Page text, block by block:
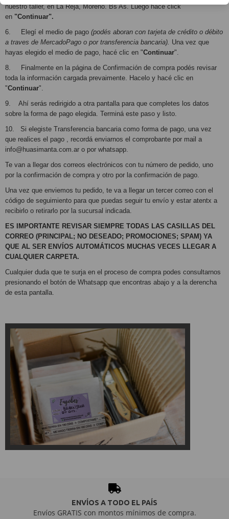
nuestro taller, en La Reja, Moreno. Bs As. Luego hacé click
en "Continuar".
6. Elegí el medio de pago (podés aboran con tarjeta de crédito o débito
a traves de MercadoPago o por transferencia bancaria). Una vez que
hayas elegido el medio de pago, hacé clic en "Continuar".
8. Finalmente en la página de Confirmación de compra podés revisar
toda la información cargada prevaimente. Hacelo y hacé clic en
"Continuar".
9. Ahí serás redirigido a otra pantalla para que completes los datos
sobre la forma de pago elegida. Terminá este paso y listo.
10. Si elegiste Transferencia bancaria como forma de pago, una vez
que realices el pago , recordá enviarnos el comprobante por mail a
info@huasimanta.com.ar o por whatsapp.
Te van a llegar dos correos electrónicos con tu número de pedido, uno
por la confirmación de compra y otro por la confirmación de pago.
Una vez que enviemos tu pedido, te va a llegar un tercer correo con el
código de seguimiento para que puedas seguir tu envío y estar atentx a
recibirlo o retirarlo por la sucursal indicada.
ES IMPORTANTE REVISAR SIEMPRE TODAS LAS CASILLAS DEL
CORREO (PRINCIPAL; NO DESEADO; PROMOCIONES; SPAM) YA
QUE AL SER ENVÍOS AUTOMÁTICOS MUCHAS VECES LLEGAR A
CUALQUIER CARPETA.
Cualquier duda que te surja en el proceso de compra podes consultarnos
presionando el botón de Whatsapp que encontras abajo y a la derencha
de esta pantalla.
ENVÍOS A TODO EL PAÍS
Envíos GRATIS con montos mínimos de compra.